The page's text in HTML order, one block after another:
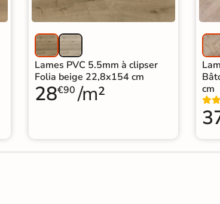
Lames PVC 5.5mm à clipser
Folia beige 22,8x154 cm
28€90 /m²
cm